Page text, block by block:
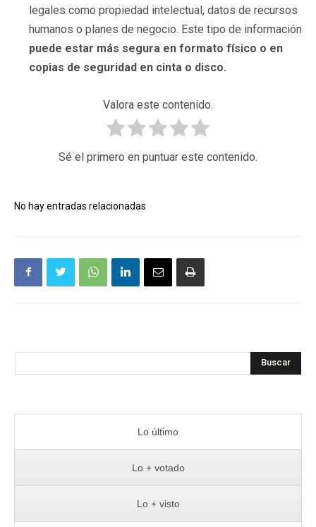
legales como propiedad intelectual, datos de recursos
humanos o planes de negocio. Este tipo de información
puede estar más segura en formato físico o en
copias de seguridad en cinta o disco.
Valora este contenido.
Sé el primero en puntuar este contenido.
No hay entradas relacionadas
Buscar
Lo último
Lo + votado
Lo + visto